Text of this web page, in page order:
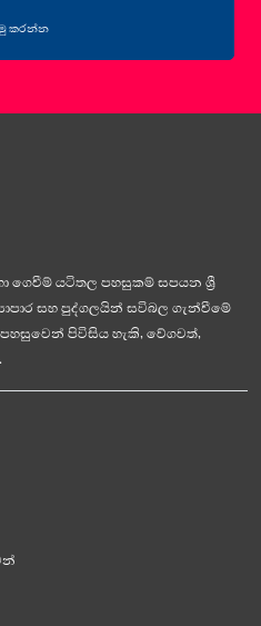
කරන්න
ගෙවීම් යටිතල පහසුකම් සපයන ශ්‍රී
සහ පුද්ගලයින් සවිබල ගැන්වීමේ
පිවිසිය හැකි, වේගවත්,